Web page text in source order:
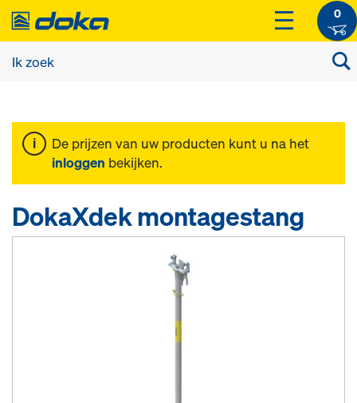
0
De prijzen van uw producten kunt u na het
inloggen bekijken.
DokaXdek montagestang